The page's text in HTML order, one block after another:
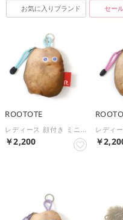
お気に入りブランド セー
ROOTOTE
￥2,200 ￥